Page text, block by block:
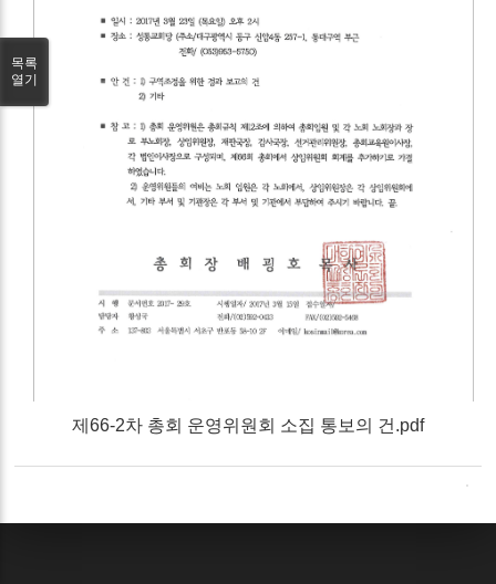
제66-2차 총회 운영위원회 소집 통보의 건.pdf
목록
열기